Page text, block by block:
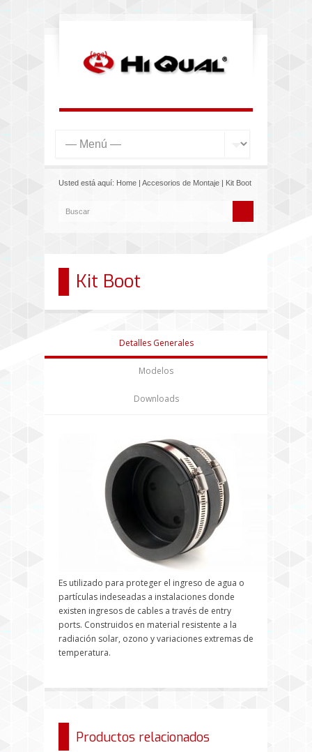
Usted está aquí: Home | Accesorios de Montaje | Kit Boot
Kit Boot
Detalles Generales
Modelos
Downloads
Es utilizado para proteger el ingreso de agua o
partículas indeseadas a instalaciones donde
existen ingresos de cables a través de entry
ports. Construidos en material resistente a la
radiación solar, ozono y variaciones extremas de
temperatura.
Productos relacionados